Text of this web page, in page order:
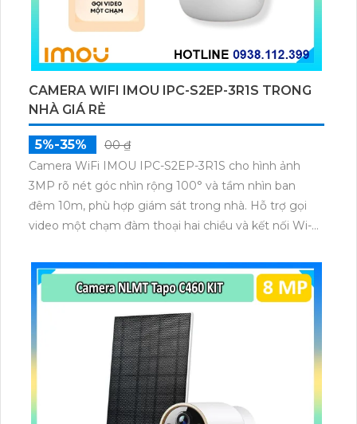
CAMERA WIFI IMOU IPC-S2EP-3R1S TRONG
NHÀ GIÁ RẺ
5%-35%
00 ₫
Camera WiFi IMOU IPC-S2EP-3R1S cho hình ảnh
3MP rõ nét góc nhìn rộng 100° và tầm nhìn ban
đêm 10m, phù hợp giám sát trong nhà. Hỗ trợ gọi
video một chạm đàm thoại hai chiều và kết nối Wi-Fi
microSD tối đa 256GB hoặc lưu đám mây dễ lắp đặt
cho gia đình và văn phòng nhỏ.